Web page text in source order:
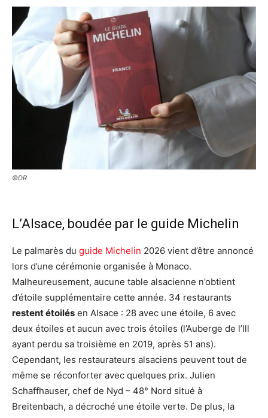
©DR
L’Alsace, boudée par le guide Michelin
Le palmarès du guide Michelin 2026 vient d’être annoncé
lors d’une cérémonie organisée à Monaco.
Malheureusement, aucune table alsacienne n’obtient
d’étoile supplémentaire cette année. 34 restaurants
restent étoilés en Alsace : 28 avec une étoile, 6 avec
deux étoiles et aucun avec trois étoiles (l’Auberge de l’Ill
ayant perdu sa troisième en 2019, après 51 ans).
Cependant, les restaurateurs alsaciens peuvent tout de
même se réconforter avec quelques prix. Julien
Schaffhauser, chef de Nyd – 48° Nord situé à
Breitenbach, a décroché une étoile verte. De plus, la